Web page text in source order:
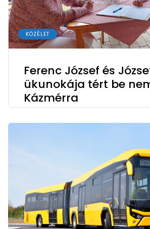
KÖZÉLET
Ferenc József és
ükunokája tért be
Kázmérra